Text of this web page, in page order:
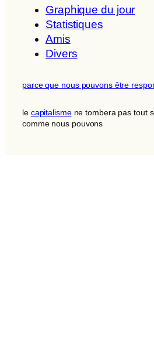
Graphique du jour
Statistiques
Amis
Divers
parce que nous pouvons être
le capitalismene tombera pas tout
comme nous pouvons